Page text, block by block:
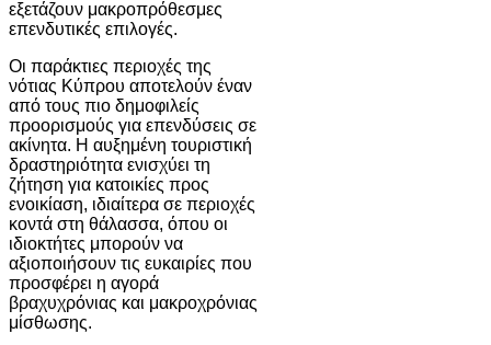
εξετάζουν μακροπρόθεσμες
επενδυτικές επιλογές.
Οι παράκτιες περιοχές της
νότιας Κύπρου αποτελούν έναν
από τους πιο δημοφιλείς
προορισμούς για επενδύσεις σε
ακίνητα. Η αυξημένη τουριστική
δραστηριότητα ενισχύει τη
ζήτηση για κατοικίες προς
ενοικίαση, ιδιαίτερα σε περιοχές
κοντά στη θάλασσα, όπου οι
ιδιοκτήτες μπορούν να
αξιοποιήσουν τις ευκαιρίες που
προσφέρει η αγορά
βραχυχρόνιας και μακροχρόνιας
μίσθωσης.